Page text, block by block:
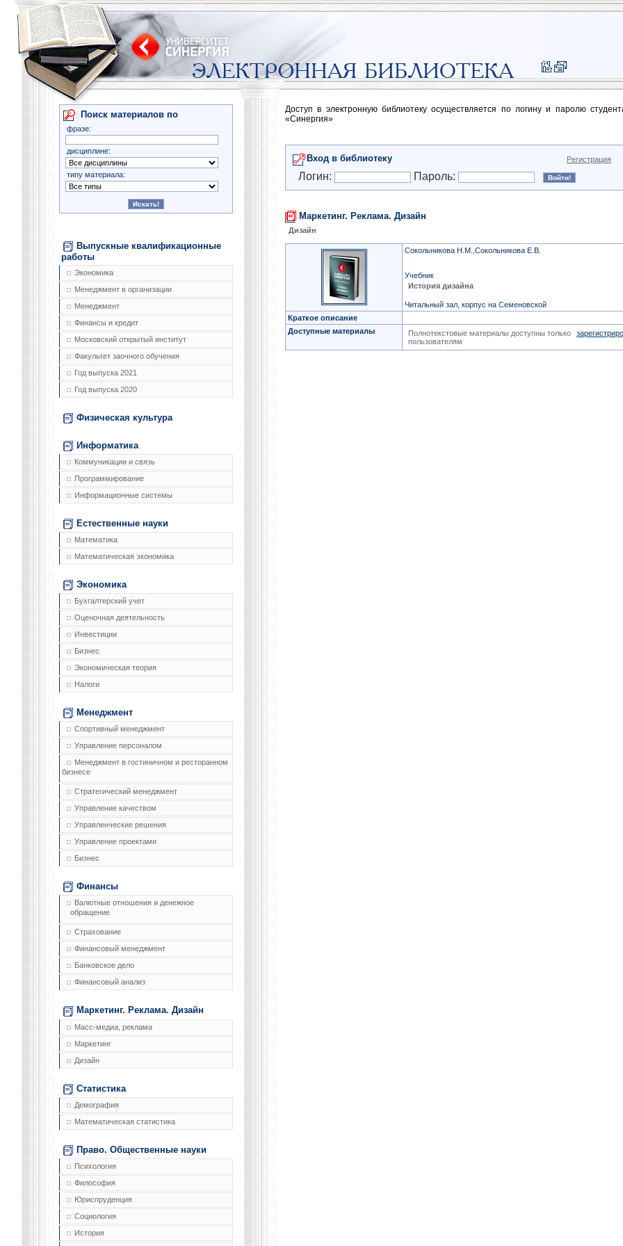
Поиск материалов по
фразе:
дисциплине:
типу материала:
Выпускные квалификационные
работы
Экономика
Менеджмент в организации
Менеджмент
Финансы и кредит
Московский открытый институт
Факультет заочного обучения
Год выпуска 2021
Год выпуска 2020
Физическая культура
Информатика
Коммуникации и связь
Программирование
Информационные системы
Естественные науки
Математика
Математическая экономика
Экономика
Бухгалтерский учет
Оценочная деятельность
Инвестиции
Бизнес
Экономическая теория
Налоги
Менеджмент
Спортивный менеджмент
Управление персоналом
Менеджмент в гостиничном и ресторанном
бизнесе
Стратегический менеджмент
Управление качеством
Управленческие решения
Управление проектами
Бизнес
Финансы
Валютные отношения и денежное
обращение
Страхование
Финансовый менеджмент
Банковское дело
Финансовый анализ
Маркетинг. Реклама. Дизайн
Масс-медиа, реклама
Маркетинг
Дизайн
Статистика
Демография
Математическая статистика
Право. Общественные науки
Психология
Философия
Юриспруденция
Социология
История
Доступ в электронную библиотеку осуществляется по логину и паролю
«Синергия»
Вход в библиотеку Регистрация
Логин: Пароль:
Маркетинг. Реклама. Дизайн
Дизайн
Сокольникова Н.М.,Сокольникова Е.В.
Учебник
История дизайна
Читальный зал, корпус на Семеновской
Краткое описание
Доступные материалы
Полнотекстовые материалы доступны только
пользователям